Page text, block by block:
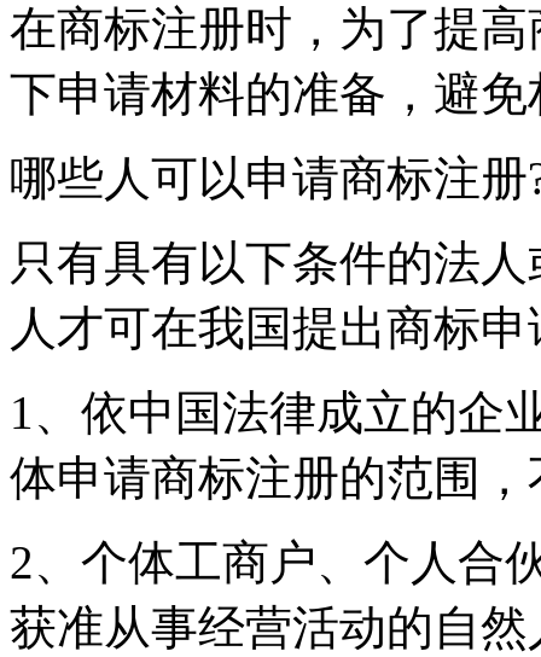
在商标注册时，为了提
下申请材料的准备，避
哪些人可以申请商标注册
只有具有以下条件的法
人才可在我国提出商标申
1、依中国法律成立的企
体申请商标注册的范围
2、个体工商户、个人合
获准从事经营活动的自